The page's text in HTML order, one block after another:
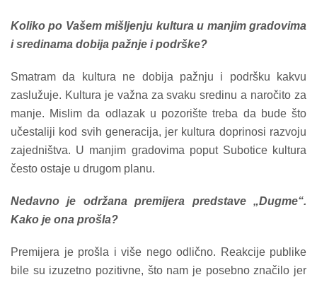
Koliko po Vašem mišljenju kultura u manjim gradovima
i sredinama dobija pažnje i podrške?
Smatram da kultura ne dobija pažnju i podršku kakvu
zaslužuje. Kultura je važna za svaku sredinu a naročito za
manje. Mislim da odlazak u pozorište treba da bude što
učestaliji kod svih generacija, jer kultura doprinosi razvoju
zajedništva. U manjim gradovima poput Subotice kultura
često ostaje u drugom planu.
Nedavno je održana premijera predstave „Dugme“.
Kako je ona prošla?
Premijera je prošla i više nego odlično. Reakcije publike
bile su izuzetno pozitivne, što nam je posebno značilo jer